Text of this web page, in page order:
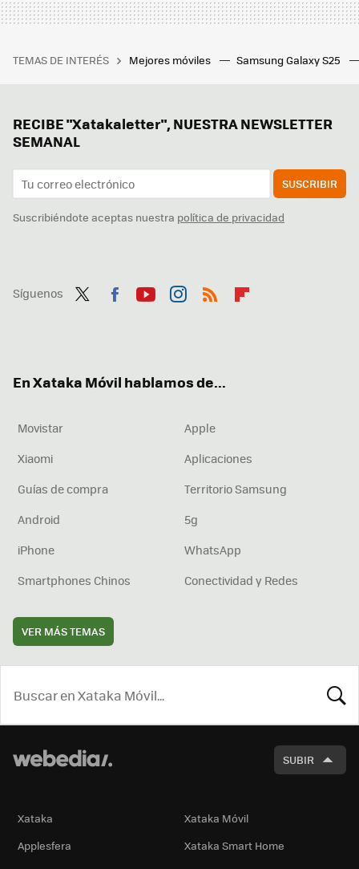
TEMAS DE INTERÉS Mejores móviles Samsung Galaxy S25
RECIBE "Xatakaletter", NUESTRA NEWSLETTER
SEMANAL
SUSCRIBIR
Suscribiéndote aceptas nuestra política de privacidad
Síguenos
En Xataka Móvil hablamos de...
Movistar
Apple
Xiaomi
Aplicaciones
Guías de compra
Territorio Samsung
Android
5g
iPhone
WhatsApp
Smartphones Chinos
Conectividad y Redes
VER MÁS TEMAS
SUBIR
Xataka
Xataka Móvil
Applesfera
Xataka Smart Home